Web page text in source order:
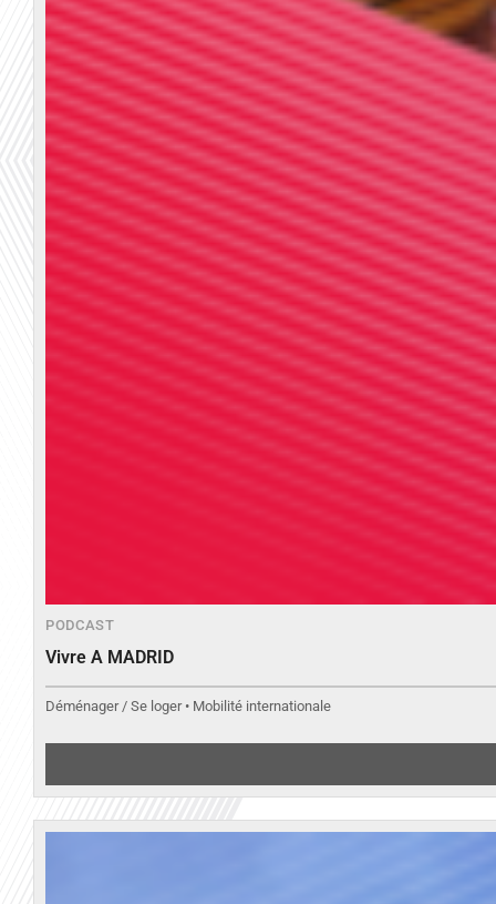
PODCAST
Vivre A MADRID
Déménager / Se loger • Mobilité internationale